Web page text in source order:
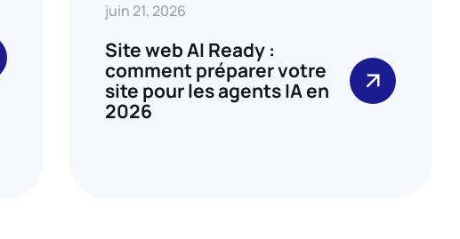
juin 21, 2026
Site web AI Ready :
comment préparer votre
site pour les agents IA en
2026